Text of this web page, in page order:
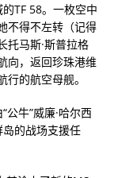
TF 58。一枚空中
不得不左转（记得
托马斯·斯普拉格
向，返回珍珠港维
的航空母舰。
牛”威廉·哈尔西
的战场支援任